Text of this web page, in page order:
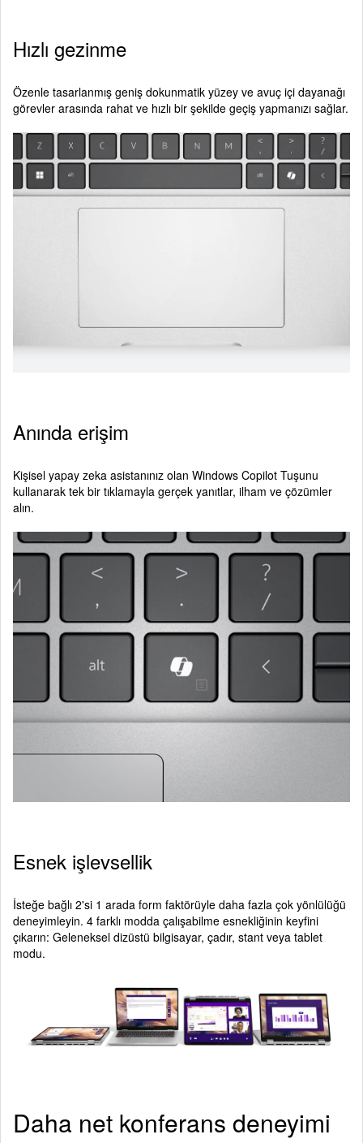
Hızlı gezinme
Özenle tasarlanmış geniş dokunmatik yüzey ve avuç içi dayanağı
görevler arasında rahat ve hızlı bir şekilde geçiş yapmanızı sağlar.
Anında erişim
Kişisel yapay zeka asistanınız olan Windows Copilot Tuşunu
kullanarak tek bir tıklamayla gerçek yanıtlar, ilham ve çözümler
alın.
Esnek işlevsellik
İsteğe bağlı 2'si 1 arada form faktörüyle daha fazla çok yönlülüğü
deneyimleyin. 4 farklı modda çalışabilme esnekliğinin keyfini
çıkarın: Geleneksel dizüstü bilgisayar, çadır, stant veya tablet
modu.
Daha net konferans deneyimi